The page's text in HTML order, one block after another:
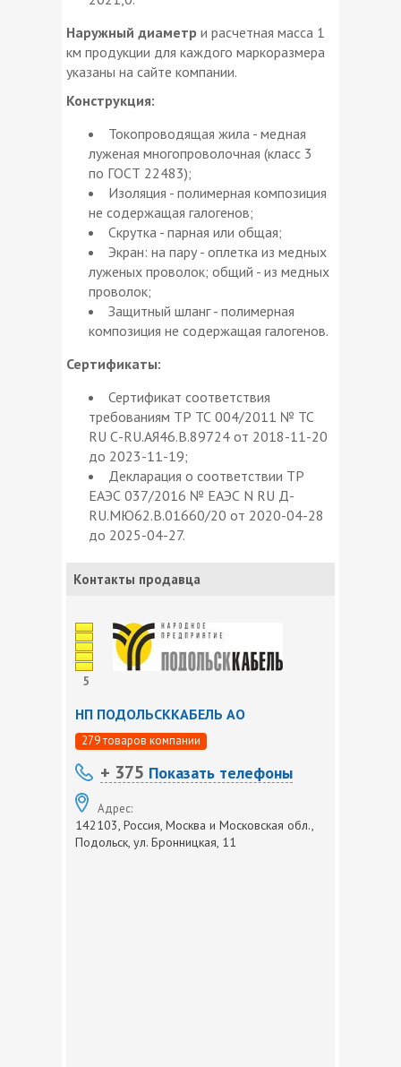
Наружный диаметр и расчетная масса 1
км продукции для каждого маркоразмера
указаны на сайте компании.
Конструкция:
Токопроводящая жила - медная
луженая многопроволочная (класс 3
по ГОСТ 22483);
Изоляция - полимерная композиция
не содержащая галогенов;
Скрутка - парная или общая;
Экран: на пару - оплетка из медных
луженых проволок; общий - из медных
проволок;
Защитный шланг - полимерная
композиция не содержащая галогенов.
Сертификаты:
Сертификат соответствия
требованиям ТР ТС 004/2011 № ТС
RU С-RU.АЯ46.В.89724 от 2018-11-20
до 2023-11-19;
Декларация о соответствии ТР
ЕАЭС 037/2016 № ЕАЭС N RU Д-
RU.МЮ62.В.01660/20 от 2020-04-28
до 2025-04-27.
Контакты продавца
5
НП ПОДОЛЬСККАБЕЛЬ АО
279 товаров компании
+ 375 Показать телефоны
Адрес:
142103, Россия, Москва и Московская обл.,
Подольск, ул. Бронницкая, 11